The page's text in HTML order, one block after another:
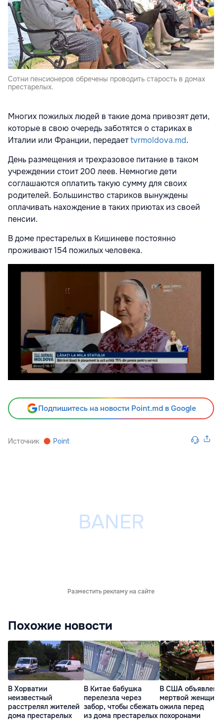
Сотни пенсионеров обречены проводить старость в домах
престарелых.
Многих пожилых людей в такие дома привозят дети,
которые в свою очередь заботятся о стариках в
Италии или Франции, передаетtvrmoldova.md.
День размещения и трехразовое питание в таком
учреждении стоит 200 леев. Немногие дети
соглашаются оплатить такую сумму для своих
родителей. Большинство стариков вынуждены
оплачивать нахождение в таких приютах из своей
пенсии.
В доме престарелых в Кишиневе постоянно
проживают 154 пожилых человека.
Подпишитесь на новости Point.md в Google
Источник Point
Разместить рекламу на сайте
Похожие новости
В Хорватии
неизвестный
расстрелял жителей
дома престарелых
В Китае бабушка
перелезла через
забор, чтобы сбежать
из дома престарелых
В США
мертвой женщина
ожила перед
похоронами